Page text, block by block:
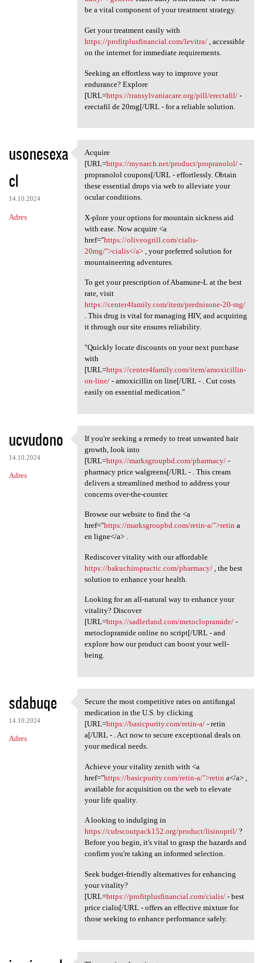
be a vital component of your treatment strategy.
Get your treatment easily with
https://profitplusfinancial.com/levitra/, accessible
on the internet for immediate requirements.
Seeking an effortless way to improve your
endurance? Explore
[URL=https://transylvaniacare.org/pill/erectafil/-
erectafil de 20mg[/URL - for a reliable solution.
usonesexa
cl
14.10.2024
Adres
Acquire [URL=https://mynarch
Acquire
[URL=https://mynarch.net/product/propranolol/-
propranolol coupons[/URL - effortlessly. Obtain
these essential drops via web to alleviate your
ocular conditions.
X-plore your options for mountain sickness aid
with ease. Now acquire <a
href="https://oliveogrill.com/cialis-
20mg/">cialis</a>, your preferred solution for
mountaineering adventures.
To get your prescription of Abamune-L at the best
rate, visit
https://center4family.com/item/prednisone-20-mg/
. This drug is vital for managing HIV, and acquiring
it through our site ensures reliability.
"Quickly locate discounts on your next purchase
with
[URL=https://center4family.com/item/amoxicillin-
on-line/- amoxicillin on line[/URL - . Cut costs
easily on essential medication."
ucvudono
14.10.2024
Adres
If you're seeking a remedy to
If you're seeking a remedy to treat unwanted hair
growth, look into
[URL=https://marksgroupbd.com/pharmacy/-
pharmacy price walgreens[/URL - . This cream
delivers a streamlined method to address your
concerns over-the-counter.
Browse our website to find the <a
href="https://marksgroupbd.com/retin-a/">retin a
en ligne</a> .
Rediscover vitality with our affordable
https://bakuchiropractic.com/pharmacy/, the best
solution to enhance your health.
Looking for an all-natural way to enhance your
vitality? Discover
[URL=https://sadlerland.com/metoclopramide/-
metoclopramide online no script[/URL - and
explore how our product can boost your well-
being.
sdabuqe
14.10.2024
Adres
Secure the most competitive
Secure the most competitive rates on antifungal
medication in the U.S. by clicking
[URL=https://basicpurity.com/retin-a/- retin
a[/URL - . Act now to secure exceptional deals on
your medical needs.
Achieve your vitality zenith with <a
href="https://basicpurity.com/retin-a/">retin a</a> ,
available for acquisition on the web to elevate
your life quality.
A looking to indulging in
https://cubscoutpack152.org/product/lisinopril/?
Before you begin, it's vital to grasp the hazards and
confirm you're taking an informed selection.
Seek budget-friendly alternatives for enhancing
your vitality?
[URL=https://profitplusfinancial.com/cialis/- best
price cialis[/URL - offers an effective mixture for
those seeking to enhance performance safely.